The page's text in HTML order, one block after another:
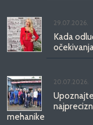
29.07.2026.
Kada
20.07.2026.
mehanike